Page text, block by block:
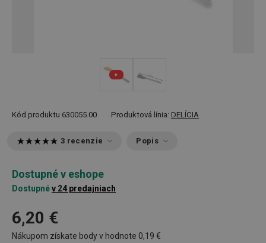
Kód produktu 630055.00 Produktová línia: DELÍCIA
3 recenzie Popis
Dostupné v eshope
Dostupnév 24 predajniach
6,20 €
Nákupom získate body v hodnote 0,19 €